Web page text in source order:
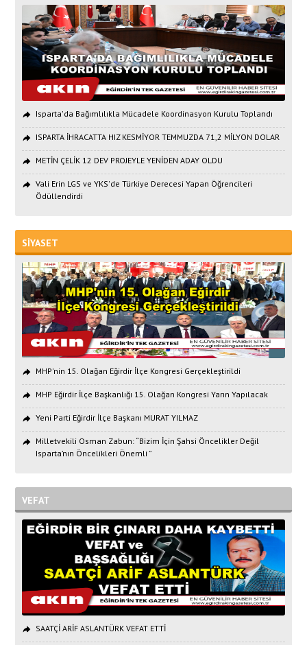
Isparta'da Bağımlılıkla Mücadele Koordinasyon Kurulu Toplandı
ISPARTA İHRACATTA HIZ KESMİYOR TEMMUZDA 71,2 MİLYON DOLAR
METİN ÇELİK 12 DEV PROJEYLE YENİDEN ADAY OLDU
Vali Erin LGS ve YKS'de Türkiye Derecesi Yapan Öğrencileri
Ödüllendirdi
SİYASET
MHP'nin 15. Olağan Eğirdir İlçe Kongresi Gerçekleştirildi
MHP Eğirdir İlçe Başkanlığı 15. Olağan Kongresi Yarın Yapılacak
Yeni Parti Eğirdir İlçe Başkanı MURAT YILMAZ
Milletvekili Osman Zabun: “Bizim İçin Şahsi Öncelikler Değil
Isparta’nın Öncelikleri Önemli ”
VEFAT
SAATÇİ ARİF ASLANTÜRK VEFAT ETTİ